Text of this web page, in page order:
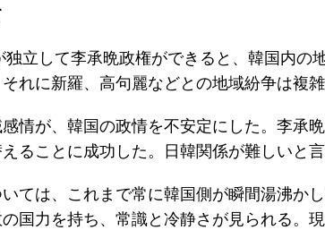
立して李承晩政権ができると、韓国内
れに新羅、高句麗などとの地域紛争は複
情が、韓国の政情を不安定にした。李承
ることに成功した。日韓関係が難しいと
ては、これまで常に韓国側が瞬間湯沸か
国力を持ち、常識と冷静さが見られる。